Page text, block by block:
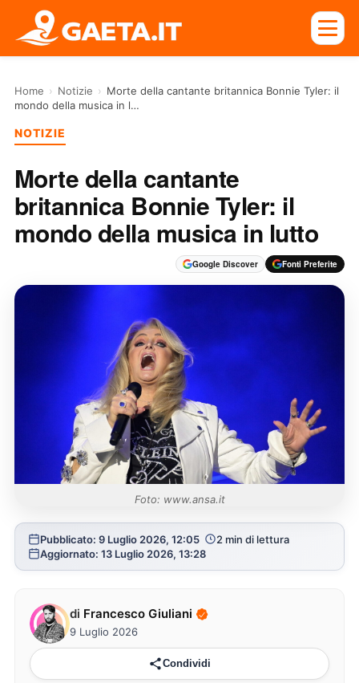
Home › Notizie › Morte della cantante britannica Bonnie Tyler: il
mondo della musica in l…
NOTIZIE
Morte della cantante
britannica Bonnie Tyler: il
mondo della musica in lutto
Google Discover Fonti Preferite
Foto: www.ansa.it
Pubblicato: 9 Luglio 2026, 12:05
2 min di lettura
Aggiornato: 13 Luglio 2026, 13:28
di Francesco Giuliani
9 Luglio 2026
Condividi